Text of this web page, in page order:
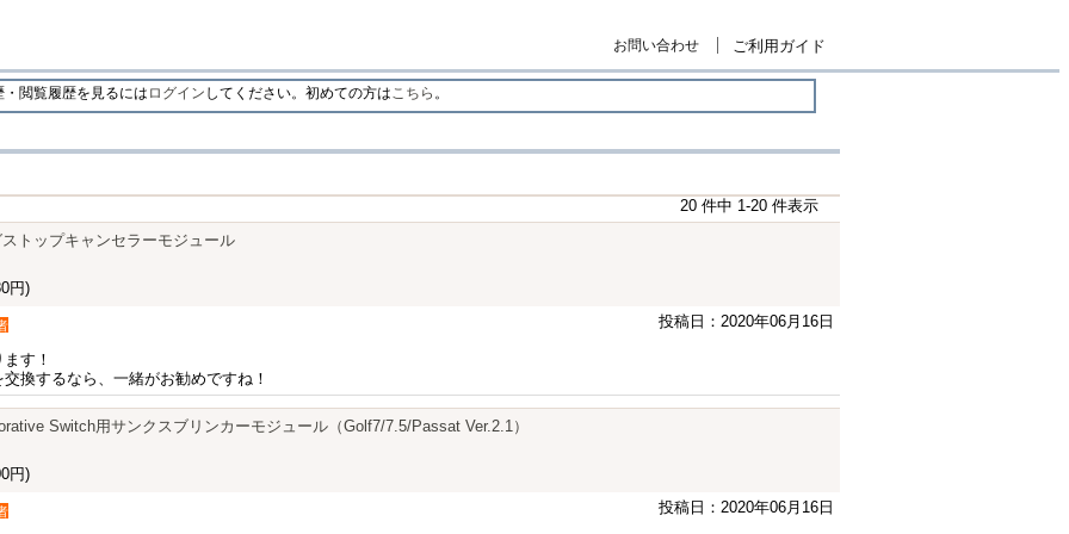
お問い合わせ ご利用ガイド
閲覧履歴を見るには ログイン してください。初めての方はこちら 。
20 件中 1-20 件表示
トップキャンセラーモジュール
円)
投稿日：2020年06月16日
す！
換するなら、一緒がお勧めですね！
Switch用サンクスブリンカーモジュール（Golf7/7.5/Passat Ver.2.1）
円)
投稿日：2020年06月16日